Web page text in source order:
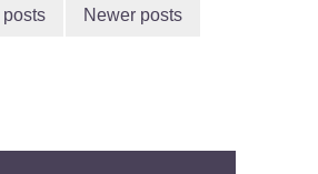
Newer posts